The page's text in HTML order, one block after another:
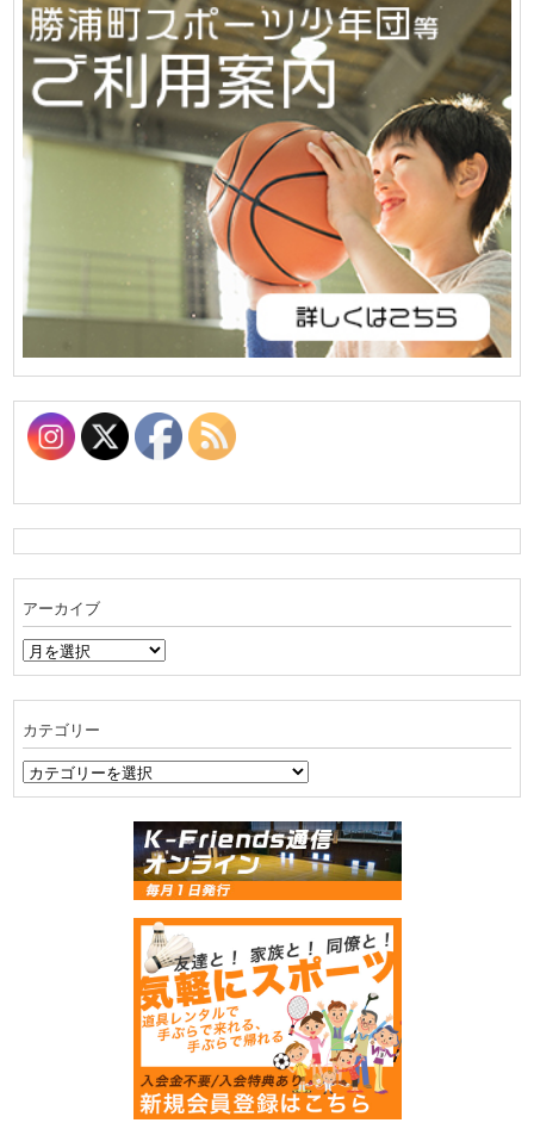
アーカイブ
ア
ー
ブ
カテゴリー
カ
テ